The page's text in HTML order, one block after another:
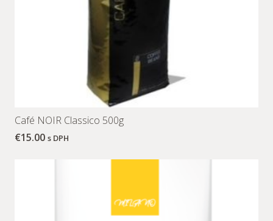
Café NOIR Classico 500g
€15.00 s DPH